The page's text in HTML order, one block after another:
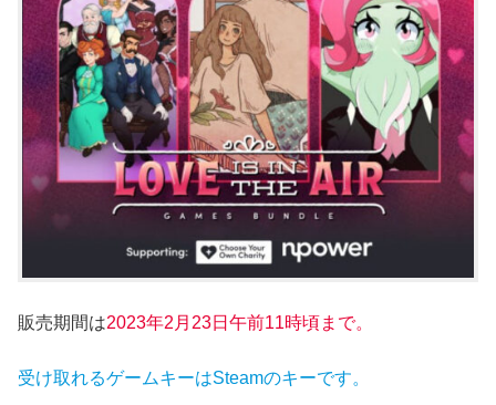
販売期間は2023年2月23日午前11時頃まで。
受け取れるゲームキーはSteamのキーです。